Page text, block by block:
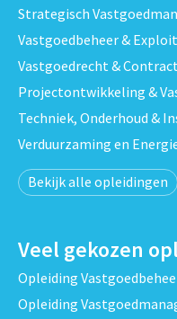
Strategisch
Vastgoedbeheer &
Vastgoedrecht &
Projectontwikkeling &
Techniek, Onderhoud &
Verduurzaming en
Bekijk alle opleidingen
Veel gekozen
Opleiding
Opleiding